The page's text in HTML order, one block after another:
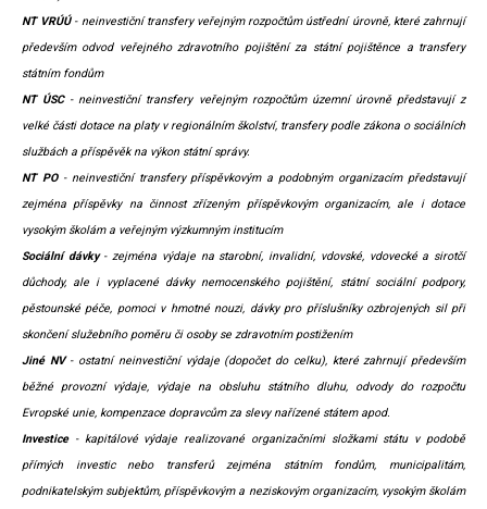
NT VRÚÚ- neinvestiční transfery veřejným rozpočtům ústřední úrovně, které zahrnují
především odvod veřejného zdravotního pojištění za státní pojištěnce a transfery
státním fondům
NT ÚSC- neinvestiční transfery veřejným rozpočtům územní úrovně představují z
velké části dotace na platy v regionálním školství, transfery podle zákona o sociálních
službách a příspěvěk na výkon státní správy.
NT PO- neinvestiční transfery příspěvkovým a podobným organizacím představují
zejména příspěvky na činnost zřízeným příspěvkovým organizacím, ale i dotace
vysokým školám a veřejným výzkumným institucím
Sociální dávky- zejména výdaje na starobní, invalidní, vdovské, vdovecké a sirotčí
důchody, ale i vyplacené dávky nemocenského pojištění, státní sociální podpory,
pěstounské péče, pomoci v hmotné nouzi, dávky pro příslušníky ozbrojených sil při
skončení služebního poměru či osoby se zdravotním postižením
Jiné NV- ostatní neinvestiční výdaje (dopočet do celku), které zahrnují především
běžné provozní výdaje, výdaje na obsluhu státního dluhu, odvody do rozpočtu
Evropské unie, kompenzace dopravcům za slevy nařízené státem apod.
Investice- kapitálové výdaje realizované organizačními složkami státu v podobě
přímých investic nebo transferů zejména státním fondům, municipalitám,
podnikatelským subjektům, příspěvkovým a neziskovým organizacím, vysokým školám